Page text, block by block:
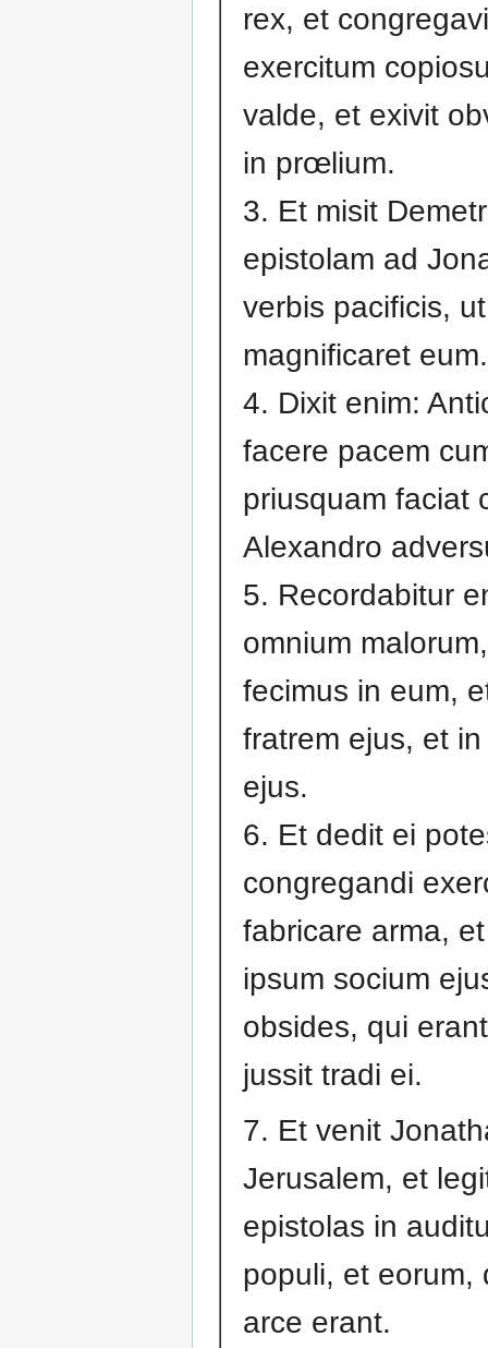
rex, et
exercitum
valde, et exivit
in prœlium.
3. Et misit
epistolam ad
verbis pacificis, ut
magnificaret eum.
4. Dixit enim:
facere pacem
priusquam faciat
Alexandro
5. Recordabitur
omnium
fecimus in eum,
fratrem ejus, et
ejus.
6. Et dedit ei
congregandi
fabricare arma,
ipsum socium
obsides, qui
jussit tradi ei.
7. Et venit
Jerusalem, et
epistolas in
populi, et eorum,
arce erant.